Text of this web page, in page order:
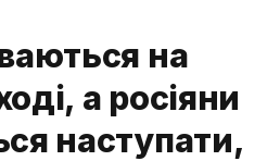
на
а росіяни
наступати,